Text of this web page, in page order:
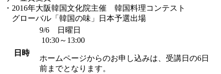
・2016年大阪韓国文化院主催 韓国料理コンテスト
グローバル「韓国の味」日本予選出場
日時
9/6 日曜日
10:30～13:00
ホームページからのお申し込みは、受講日の6日
前までとなります。